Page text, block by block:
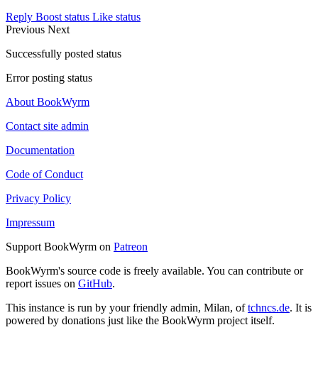
Reply Boost status Like status
Previous Next
Successfully posted status
Error posting status
About BookWyrm
Contact site admin
Documentation
Code of Conduct
Privacy Policy
Impressum
Support BookWyrm on Patreon
BookWyrm's source code is freely available. You can contribute or
report issues on GitHub.
This instance is run by your friendly admin, Milan, oftchncs.de. It is
powered by donations just like the BookWyrm project itself.